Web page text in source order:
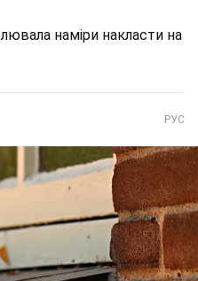
наміри накласти на
РУС